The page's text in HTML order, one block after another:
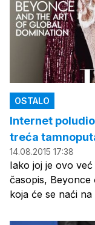
OSTALO
Internet
treća
14.08.2015 17:38
Iako joj je ovo
časopis,
koja će se naći